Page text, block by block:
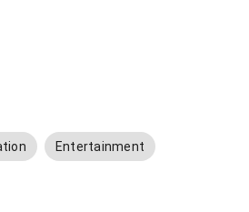
Entertainment